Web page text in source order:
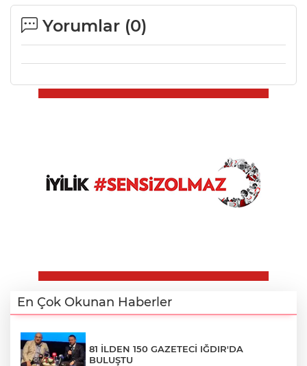
Yorumlar (0)
En Çok Okunan Haberler
81 İLDEN 150 GAZETECİ IĞDIR'DA
BULUŞTU